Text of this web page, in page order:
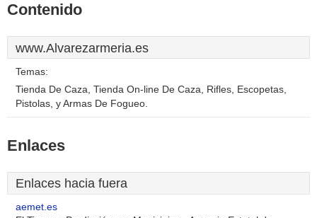
Contenido
www.Alvarezarmeria.es
Temas:
Tienda De Caza, Tienda On-line De Caza, Rifles, Escopetas,
Pistolas, y Armas De Fogueo.
Enlaces
Enlaces hacia fuera
aemet.es